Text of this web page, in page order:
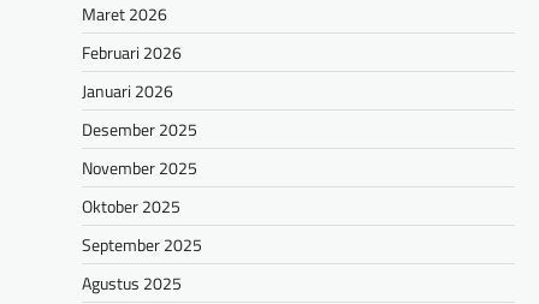
Maret 2026
Februari 2026
Januari 2026
Desember 2025
November 2025
Oktober 2025
September 2025
Agustus 2025